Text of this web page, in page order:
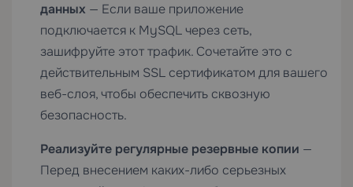
данных — Если ваше приложение
подключается к MySQL через сеть,
зашифруйте этот трафик. Сочетайте это с
действительным SSL сертификатом для вашего
веб-слоя, чтобы обеспечить сквозную
безопасность.
Реализуйте регулярные резервные копии —
Перед внесением каких-либо серьезных